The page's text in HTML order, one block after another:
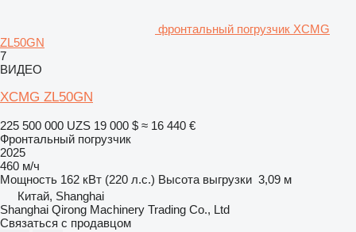
фронтальный погрузчик XCMG
ZL50GN
7
ВИДЕО
XCMG ZL50GN
225 500 000 UZS 19 000 $ ≈ 16 440 €
Фронтальный погрузчик
2025
460 м/ч
Мощность 162 кВт (220 л.с.) Высота выгрузки 3,09 м
Китай, Shanghai
Shanghai Qirong Machinery Trading Co., Ltd
Связаться с продавцом